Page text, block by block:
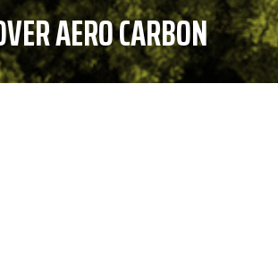
AERO CARBON